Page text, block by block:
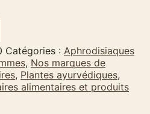
Catégories : Aphrodisiaques
, Nos marques de
, Plantes ayurvédiques,
alimentaires et produits